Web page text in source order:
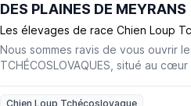
DES PLAINES DE MEYRANS
Les élevages de race Chien Loup
Nous sommes ravis de vous ouvrir
TCHÉCOSLOVAQUES, situé au
chiens. Nous mettons notre
Chien Loup Tchécoslovaque